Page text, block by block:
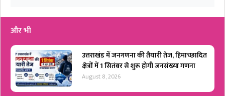
और भी
उत्तराखंड में जनगणना की तैयारी तेज, हिमाच्छादित
क्षेत्रों में 1 सितंबर से शुरू होगी जनसंख्या गणना
August 8, 2026